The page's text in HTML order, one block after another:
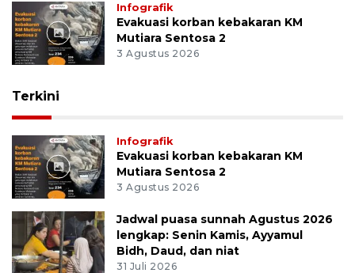
Infografik
Evakuasi korban kebakaran KM
Mutiara Sentosa 2
3 Agustus 2026
Terkini
Infografik
Evakuasi korban kebakaran KM
Mutiara Sentosa 2
3 Agustus 2026
Jadwal puasa sunnah Agustus 2026
lengkap: Senin Kamis, Ayyamul
Bidh, Daud, dan niat
31 Juli 2026